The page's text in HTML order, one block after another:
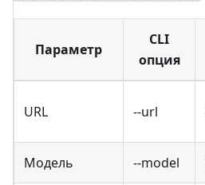
Параметр
CLI
опция
URL --url
Модель --model